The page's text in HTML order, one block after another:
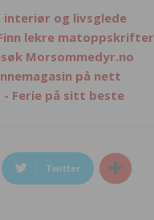
interiør og livsglede
Finn lekre matoppskrifter
Morsommedyr.no
på nett
- Ferie på sitt beste
Twitter